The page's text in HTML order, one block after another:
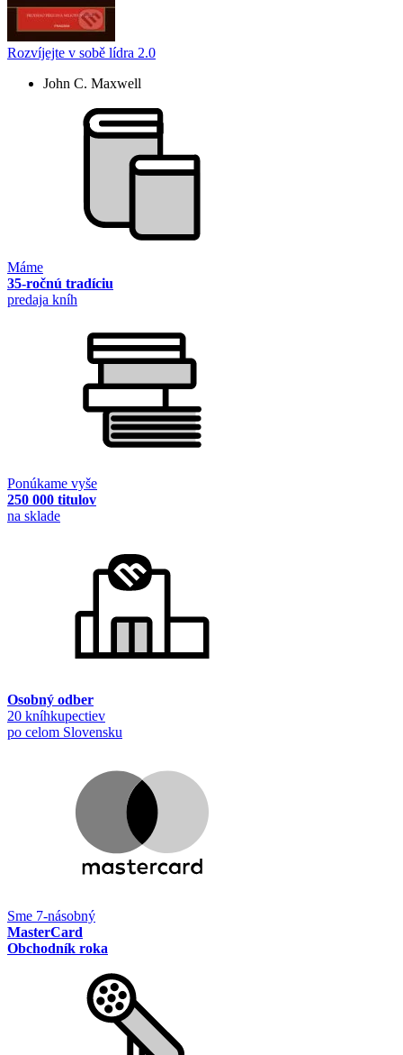
Rozvíjejte v sobě lídra 2.0
John C. Maxwell
Máme
35-ročnú tradíciu
predaja kníh
Ponúkame vyše
250 000 titulov
na sklade
Osobný odber
20 kníhkupectiev
po celom Slovensku
Sme 7-násobný
MasterCard
Obchodník roka